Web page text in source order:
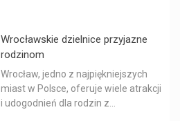
Wrocławskie dzielnice przyjazne
rodzinom
Wrocław, jedno z najpiękniejszych
miast w Polsce, oferuje wiele atrakcji
i udogodnień dla rodzin z...